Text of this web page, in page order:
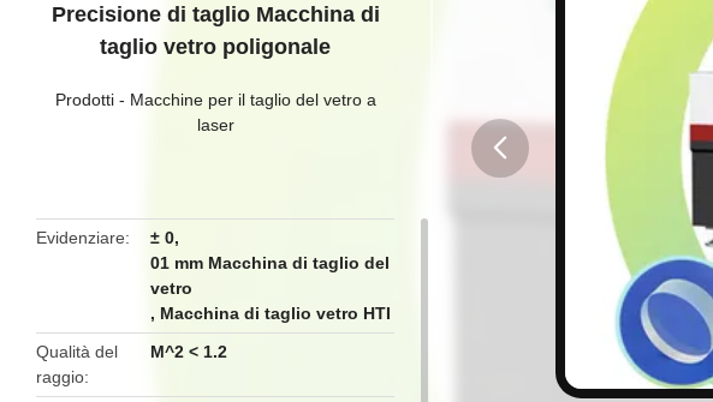
Precisione di taglio Macchina di
taglio vetro poligonale
Prodotti- Macchine per il taglio del vetro a
laser
Evidenziare ± 0,
01 mm Macchina di taglio del
vetro
, Macchina di taglio vetro HTI
Qualità del
raggio
M^2 < 1.2